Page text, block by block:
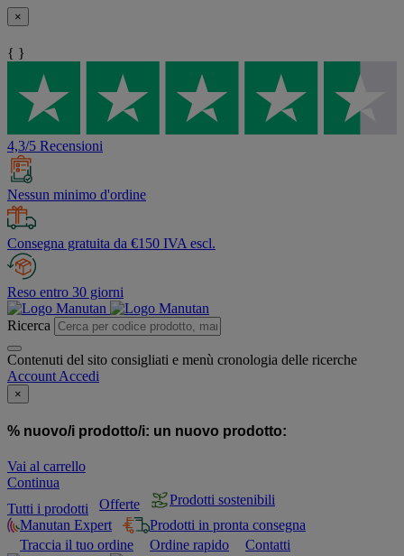
×
{ }
4,3/5 Recensioni
Nessun minimo d'ordine
Consegna gratuita da €150 IVA escl.
Reso entro 30 giorni
Ricerca
Contenuti del sito consigliati e menù cronologia delle ricerche
Account Accedi
×
% nuovo/i prodotto/i: un nuovo prodotto:
Vai al carrello
Continua
Tutti i prodotti
Offerte
Prodotti sostenibili
Manutan Expert
Prodotti in pronta consegna
Traccia il tuo ordine
Ordine rapido Contatti